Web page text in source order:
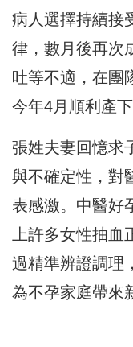
病人選擇持續接
律，數月後再次
吐等不適，在團
今年4月順利產下
張姓夫妻回憶求
與不確定性，對
表感激。中醫好
上許多女性抽
過精準辨證調理
為不孕家庭帶來